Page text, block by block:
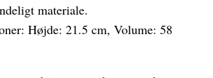
materiale.
Højde: 21.5 cm, Volume: 58